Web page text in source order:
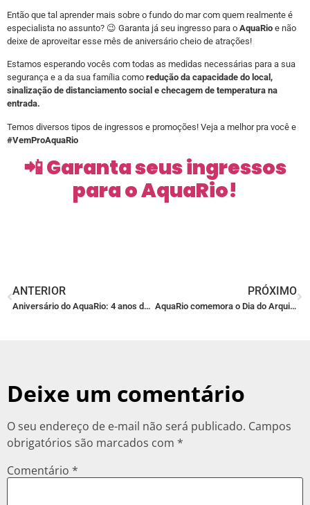
Então que tal aprender mais sobre o fundo do mar com quem realmente é
especialista no assunto? 😉 Garanta já seu ingresso para o AquaRio e não
deixe de aproveitar esse mês de aniversário cheio de atrações!
Estamos esperando vocês com todas as medidas necessárias para a sua
segurança e a da sua família como redução da capacidade do local,
sinalização de distanciamento social e checagem de temperatura na
entrada.
Temos diversos tipos de ingressos e promoções! Veja a melhor pra você e
#VemProAquaRio
📲 Garanta seus ingressos
para o AquaRio!
ANTERIOR
Aniversário do AquaRio: 4 anos de história e um presente para você!
PRÓXIMO
AquaRio comemora o Dia do Arquiteto e Urbanista com a UIA2021RIO EXPO!
Deixe um comentário
O seu endereço de e-mail não será publicado. Campos
obrigatórios são marcados com *
Comentário *